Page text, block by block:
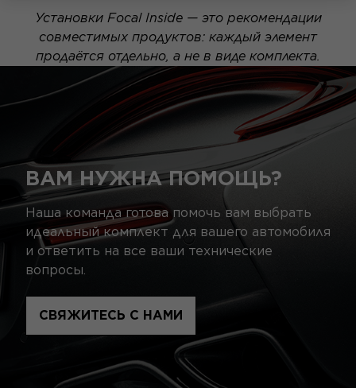
Установки Focal Inside — это рекомендации
совместимых продуктов: каждый элемент
продаётся отдельно, а не в виде комплекта.
ВАМ НУЖНА ПОМОЩЬ?
Наша команда готова помочь вам выбрать
идеальный комплект для вашего автомобиля
и ответить на все ваши технические
вопросы.
СВЯЖИТЕСЬ С НАМИ